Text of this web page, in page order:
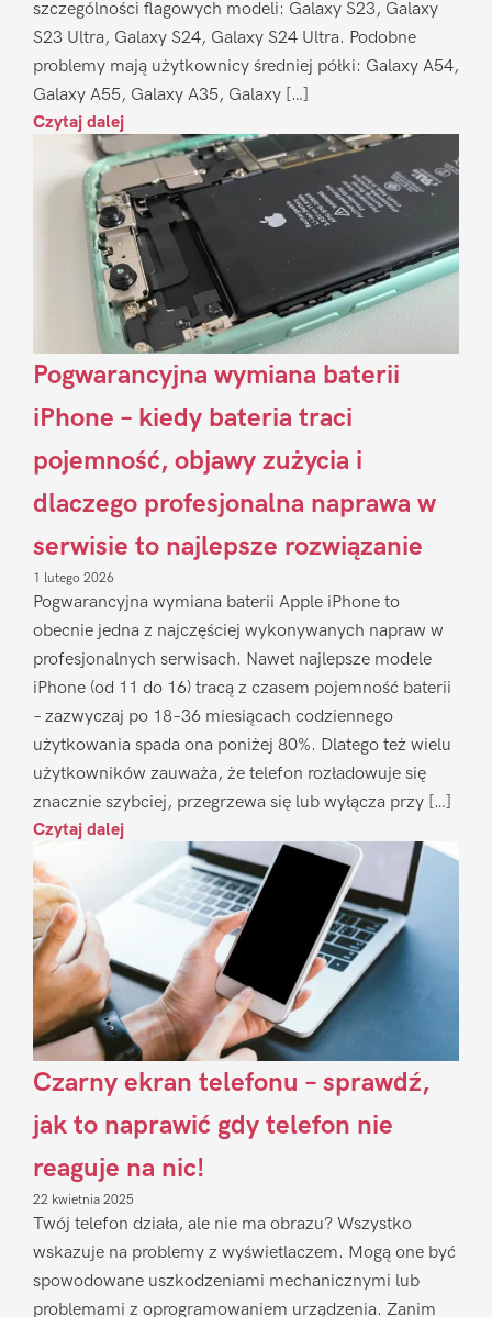
szczególności flagowych modeli: Galaxy S23, Galaxy
S23 Ultra, Galaxy S24, Galaxy S24 Ultra. Podobne
problemy mają użytkownicy średniej półki: Galaxy A54,
Galaxy A55, Galaxy A35, Galaxy […]
Czytaj dalej
Pogwarancyjna wymiana baterii
iPhone – kiedy bateria traci
pojemność, objawy zużycia i
dlaczego profesjonalna naprawa w
serwisie to najlepsze rozwiązanie
1 lutego 2026
Pogwarancyjna wymiana baterii Apple iPhone to
obecnie jedna z najczęściej wykonywanych napraw w
profesjonalnych serwisach. Nawet najlepsze modele
iPhone (od 11 do 16) tracą z czasem pojemność baterii
– zazwyczaj po 18–36 miesiącach codziennego
użytkowania spada ona poniżej 80%. Dlatego też wielu
użytkowników zauważa, że telefon rozładowuje się
znacznie szybciej, przegrzewa się lub wyłącza przy […]
Czytaj dalej
Czarny ekran telefonu – sprawdź,
jak to naprawić gdy telefon nie
reaguje na nic!
22 kwietnia 2025
Twój telefon działa, ale nie ma obrazu? Wszystko
wskazuje na problemy z wyświetlaczem. Mogą one być
spowodowane uszkodzeniami mechanicznymi lub
problemami z oprogramowaniem urządzenia. Zanim